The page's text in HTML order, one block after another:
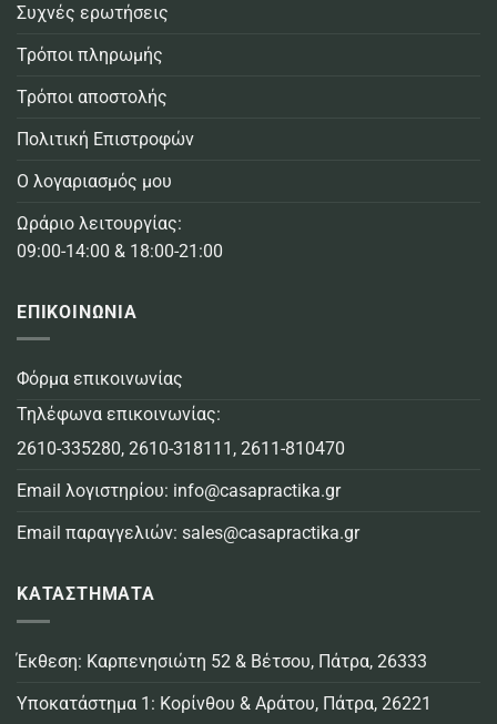
Συχνές ερωτήσεις
Τρόποι πληρωμής
Τρόποι αποστολής
Πολιτική Επιστροφών
Ο λογαριασμός μου
Ωράριο λειτουργίας:
09:00-14:00 & 18:00-21:00
ΕΠΙΚΟΙΝΩΝΙΑ
Φόρμα επικοινωνίας
Τηλέφωνα επικοινωνίας:
2610-335280, 2610-318111 , 2611-810470
Email λογιστηρίου: info@casapractika.gr
Email παραγγελιών: sales@casapractika.gr
ΚΑΤΑΣΤΗΜΑΤΑ
Έκθεση: Καρπενησιώτη 52 & Βέτσου, Πάτρα, 26333
Υποκατάστημα 1: Κορίνθου & Αράτου, Πάτρα, 26221